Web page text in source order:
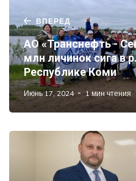
ВПЕРЕД
АО «Транснефть -
млн личинок сига в
Республике Коми
Июнь 17, 2024 1 мин чтения